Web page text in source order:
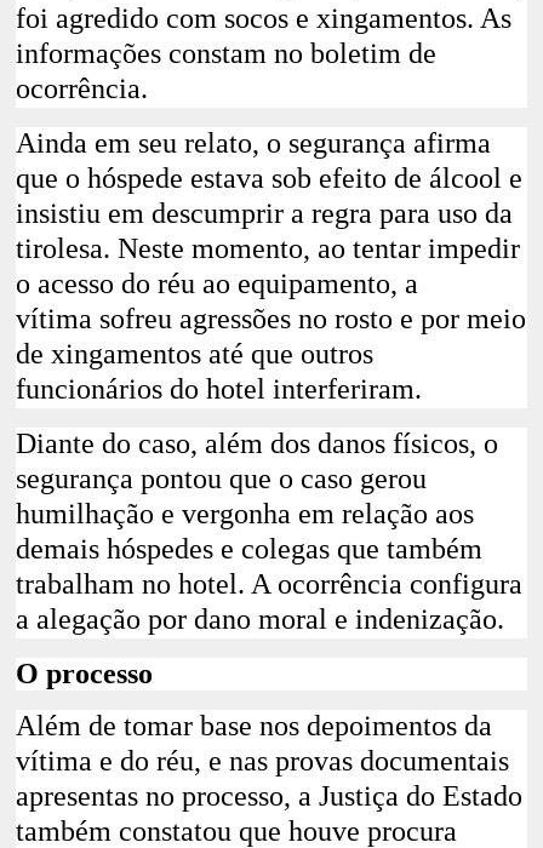
foi agredido com socos e xingamentos. As
informações constam no boletim de
ocorrência.
Ainda em seu relato, o segurança afirma
que ohóspede estava sob efeito de álcool e
insistiu em descumprir a regra para uso da
tirolesa. Neste momento, ao tentar impedir
o acesso do réu ao equipamento, a
vítima sofreu agressões no rosto e por meio
de xingamentos até que outros
funcionários do hotel interferiram.
Diante do caso, além dos danos físicos, o
segurança pontou que o caso gerou
humilhação e vergonha em relação aos
demais hóspedes e colegas que também
trabalham no hotel. A ocorrência configura
a alegação por dano moral e indenização.
O processo
Além de tomar base nos depoimentos da
vítima e do réu, e nas provas documentais
apresentas no processo, a Justiça do Estado
também constatou que houve procura